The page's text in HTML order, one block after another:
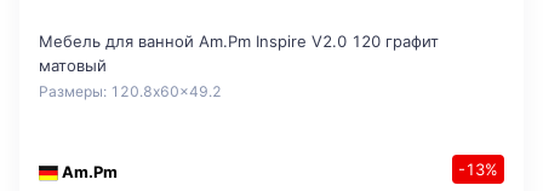
Мебель для ванной Am.Pm Inspire V2.0 120 графит
матовый
Размеры: 120.8x60x49.2
Am.Pm -13%